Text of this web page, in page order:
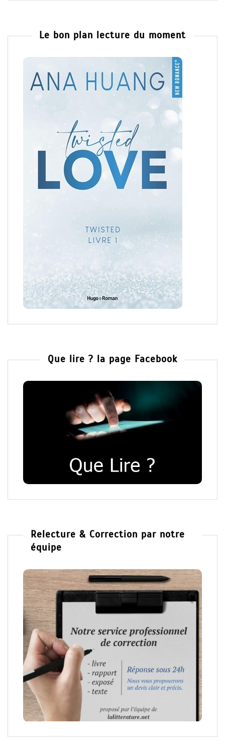
Le bon plan lecture du moment
Que lire ? la page Facebook
Relecture & Correction par notre
équipe